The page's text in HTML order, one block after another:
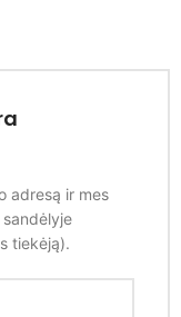
adresą ir mes
tiekėją).